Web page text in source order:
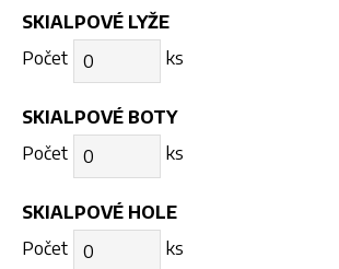
SKIALPOVÉ LYŽE
Počet
ks
SKIALPOVÉ BOTY
Počet
ks
SKIALPOVÉ HOLE
Počet
ks